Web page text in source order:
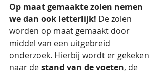
Op maat gemaakte zolen nemen
we dan ook letterlijk! De zolen
worden op maat gemaakt door
middel van een uitgebreid
onderzoek. Hierbij wordt er gekeken
naar de stand van de voeten, de